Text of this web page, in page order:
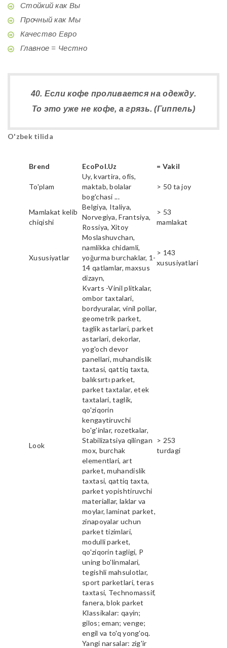
Стойкий как Вы
Прочный как Мы
Качество Евро
Главное = Честно
40. Если кофе проливается на одежду.
То это уже не кофе, а грязь. (Гиппель)
O'zbek tilida
Brend EcoPol.Uz = Vakil
To'plam
Uy, kvartira, ofis,
maktab, bolalar
bog'chasi ...
> 50 ta joy
Mamlakat kelib
chiqishi
Belgiya, Italiya,
Norvegiya, Frantsiya,
Rossiya, Xitoy
> 53
mamlakat
Xususiyatlar
Moslashuvchan,
namlikka chidamli,
yoğurma burchaklar, 1-
14 qatlamlar, maxsus
dizayn,
> 143
xususiyatlari
Look
Kvarts -Vinil plitkalar,
ombor taxtalari,
bordyuralar, vinil pollar,
geometrik parket,
taglik astarlari, parket
astarlari, dekorlar,
yog'och devor
panellari, muhandislik
taxtasi, qattiq taxta,
balıksırtı parket,
parket taxtalar, etek
taxtalari, taglik,
qo'ziqorin
kengaytiruvchi
bo'g'inlar, rozetkalar,
Stabilizatsiya qilingan
mox, burchak
elementlari, art
parket, muhandislik
taxtasi, qattiq taxta,
parket yopishtiruvchi
materiallar, laklar va
moylar, laminat parket,
zinapoyalar uchun
parket tizimlari,
modulli parket,
qo'ziqorin tagligi, P
uning bo'linmalari,
tegishli mahsulotlar,
sport parketlari, teras
taxtasi, Technomassif,
fanera, blok parket
> 253
turdagi
Klassikalar: qayin;
gilos; eman; venge;
engil va to'q yong'oq.
Yangi narsalar: zig'ir